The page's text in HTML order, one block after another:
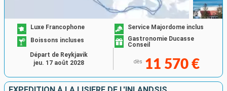
Luxe Francophone
Service Majordome inclus
Boissons incluses
Gastronomie Ducasse
Conseil
dès 11 570 €
Départ de Reykjavik
jeu. 17 août 2028